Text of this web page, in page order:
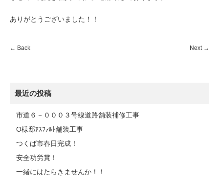
ありがとうございました！！
← Back Next →
最近の投稿
市道６－０００３号線道路舗装補修工事
O様邸ｱｽﾌｧﾙﾄ舗装工事
つくば市春日完成！
安全功労賞！
一緒にはたらきませんか！！